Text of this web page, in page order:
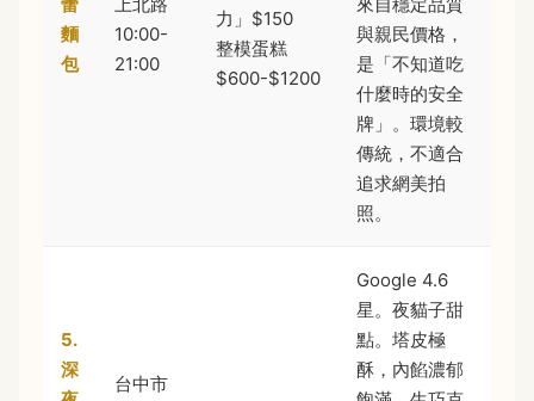
麵
包
10:00-
21:00
力」$150
整模蛋糕
$600-$1200
與親民價格，
是「不知道吃
什麼時的安全
牌」。環境較
傳統，不適合
追求網美拍
照。
5.
深
台中市
Google 4.6
星。夜貓子甜
點。塔皮極
酥，內餡濃郁